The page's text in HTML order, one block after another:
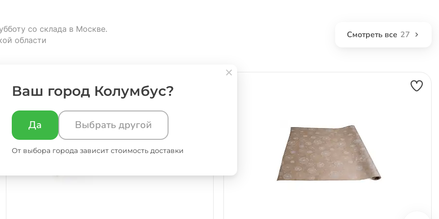
со склада в Москве.
области
Смотреть все 27
Ваш город Колумбус?
Да Выбрать другой
От выбора города зависит стоимость доставки